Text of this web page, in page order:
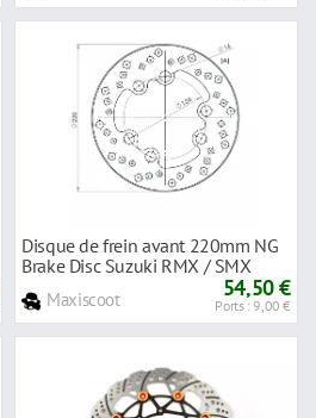
Disque de frein avant 220mm NG
Brake Disc Suzuki RMX / SMX
Maxiscoot 54,50 €
Ports : 9,00 €